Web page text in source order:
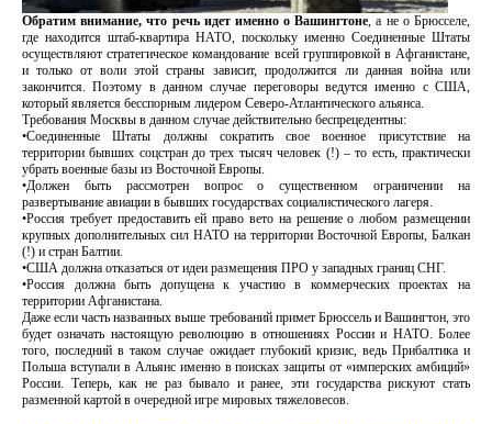
Обратим внимание, что речь идет именно о Вашингтоне, а не о Брюсселе,
где находится штаб-квартира НАТО, поскольку именно Соединенные Штаты
осуществляют стратегическое командование всей группировкой в Афганистане,
и только от воли этой страны зависит, продолжится ли данная война или
закончится. Поэтому в данном случае переговоры ведутся именно с США,
который является бесспорным лидером Северо-Атлантического альянса.
Требования Москвы в данном случае действительно беспрецедентны:
•Соединенные Штаты должны сократить свое военное присутствие на
территории бывших соцстран до трех тысяч человек (!) – то есть, практически
убрать военные базы из Восточной Европы.
•Должен быть рассмотрен вопрос о существенном ограничении на
развертывание авиации в бывших государствах социалистического лагеря.
•Россия требует предоставить ей право вето на решение о любом размещении
крупных дополнительных сил НАТО на территории Восточной Европы, Балкан
(!) и стран Балтии.
•США должна отказаться от идеи размещения ПРО у западных границ СНГ.
•Россия должна быть допущена к участию в коммерческих проектах на
территории Афганистана.
Даже если часть названных выше требований примет Брюссель и Вашингтон, это
будет означать настоящую революцию в отношениях России и НАТО. Более
того, последний в таком случае ожидает глубокий кризис, ведь Прибалтика и
Польша вступали в Альянс именно в поисках защиты от «имперских амбиций»
России. Теперь, как не раз бывало и ранее, эти государства рискуют стать
разменной картой в очередной игре мировых тяжеловесов.